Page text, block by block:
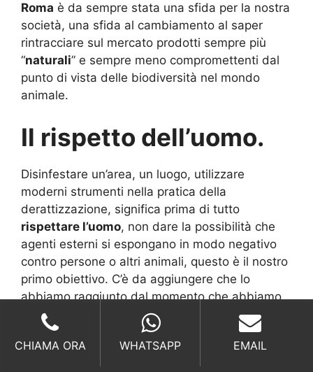
Roma è da sempre stata una sfida per la nostra
società, una sfida al cambiamento al saper
rintracciare sul mercato prodotti sempre più
“naturali” e sempre meno compromettenti dal
punto di vista delle biodiversità nel mondo
animale.
Il rispetto dell’uomo.
Disinfestare un’area, un luogo, utilizzare
moderni strumenti nella pratica della
derattizzazione, significa prima di tutto
rispettare l’uomo, non dare la possibilità che
agenti esterni si espongano in modo negativo
contro persone o altri animali, questo è il nostro
primo obiettivo. C’è da aggiungere che lo
abbiamo raggiunto dal momento che abbiamo
deciso di utilizzare solo ed esclusivamente
prodotti naturali
che non hanno nessun tipo di
influenza negativa sulle persone o suglianimali
da compagnia
CHIAMA ORA WHATSAPP EMAIL